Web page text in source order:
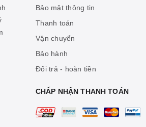
Bảo mật thông tin
Thanh toán
Vận chuyển
Bảo hành
Đổi trả - hoàn tiền
CHẤP NHẬN THANH TOÁN